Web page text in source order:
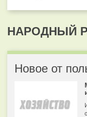
НАРОДНЫЙ
Новое от